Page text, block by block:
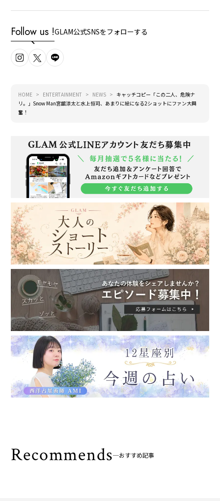
Follow us !GLAM公式SNSをフォローする
HOME ENTERTAINMENT NEWS
キャッチコピー「この二人、危険ナ
リ。」Snow Man宮舘涼太と水上恒司、あまりに絵になる2ショットにファン大興
奮！
Recommends おすすめ記事